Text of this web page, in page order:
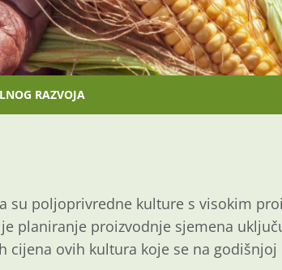
RAZVOJA
su poljoprivredne kulture s visokim
planiranje proizvodnje sjemena
cijena ovih kultura koje se na